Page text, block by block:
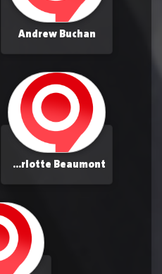
Andrew Buchan
Charlotte Beaumont